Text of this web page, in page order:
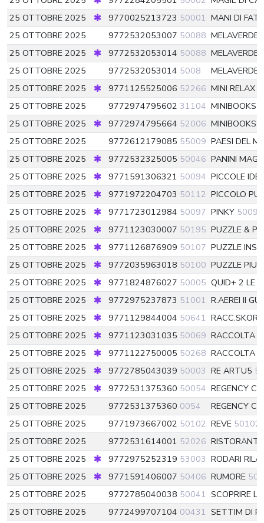
25 OTTOBRE 2025
9770025213723 50001 MANI DI
25 OTTOBRE 2025
9772532053007 50088 MELAVERDE
25 OTTOBRE 2025
9772532053014 50088
25 OTTOBRE 2025
9772532053014 5008
25 OTTOBRE 2025
9771125525006 52266 MINI RELAX
25 OTTOBRE 2025
9772974795602 31104 MINIBOOKS
25 OTTOBRE 2025
9772974795664 52006 MINIBOOKS
25 OTTOBRE 2025
9772612179085 55009 PAESI DEL
25 OTTOBRE 2025
9772532325005 50046 PANINI
25 OTTOBRE 2025
9771591306321 50094 PICCOLE
25 OTTOBRE 2025
9771972204703 50112 PICCOLO
25 OTTOBRE 2025
9771723012984 50097 PINKY 50097
25 OTTOBRE 2025
9771123030007 50195 PUZZLE &
25 OTTOBRE 2025
9771126876909 50107 PUZZLE
25 OTTOBRE 2025
9772035963018 50100 PUZZLE PIU
25 OTTOBRE 2025
9771824876027 50005 QUID+ 2 LE
25 OTTOBRE 2025
9772975237873 51001 R.AEREI II
25 OTTOBRE 2025
9771129844004 50641
25 OTTOBRE 2025
9771123031035 50069 RACCOLTA
25 OTTOBRE 2025
9771122750005 50268 RACCOLTA
25 OTTOBRE 2025
9772785043039 50003 RE ARTU5
25 OTTOBRE 2025
9772531375360 50054 REGENCY
25 OTTOBRE 2025
9772531375360 0054
REGENCY
25 OTTOBRE 2025
9771973667002 50102 REVE 50102
25 OTTOBRE 2025
9772531614001 52026
25 OTTOBRE 2025
9772975252319 53003 RODARI
25 OTTOBRE 2025
9771591406007 50406 RUMORE
25 OTTOBRE 2025
9772785040038 50041 SCOPRIRE
25 OTTOBRE 2025
9772499707104 00431 SETTIM DI